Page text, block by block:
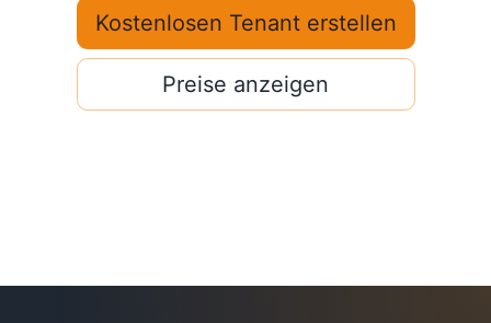
Kostenlosen Tenant erstellen
Preise anzeigen